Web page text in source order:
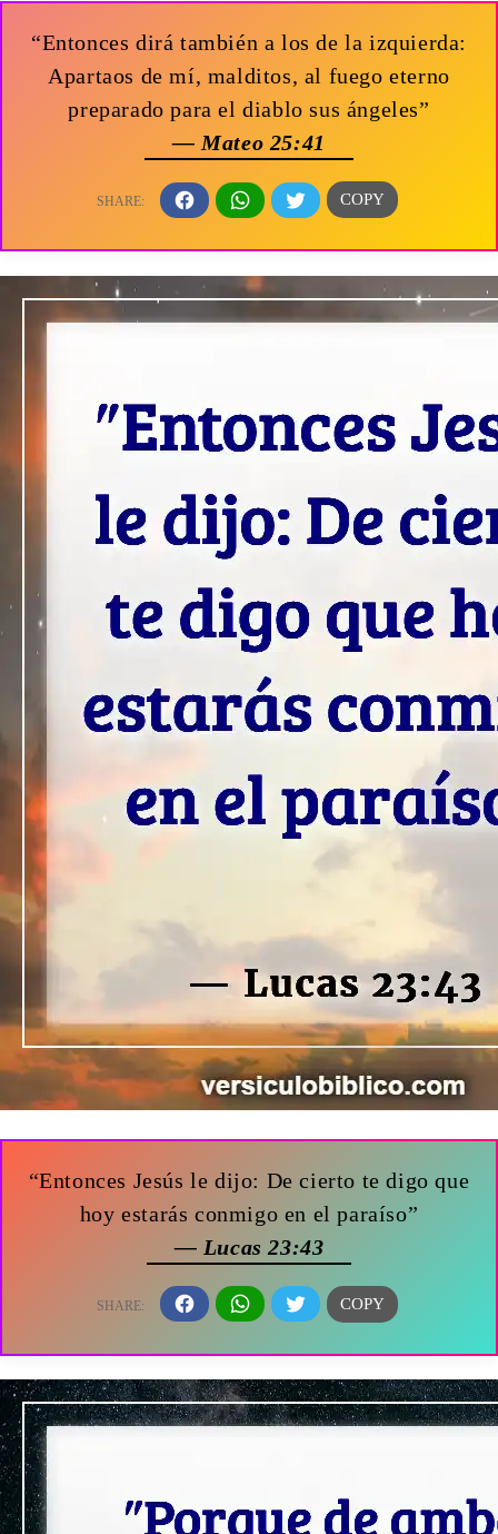
“Entonces dirá también a los de la izquierda:
Apartaos de mí, malditos, al fuego eterno
preparado para el diablo sus ángeles”
— Mateo 25:41
“Entonces Jesús le dijo: De cierto te digo que
hoy estarás conmigo en el paraíso”
— Lucas 23:43